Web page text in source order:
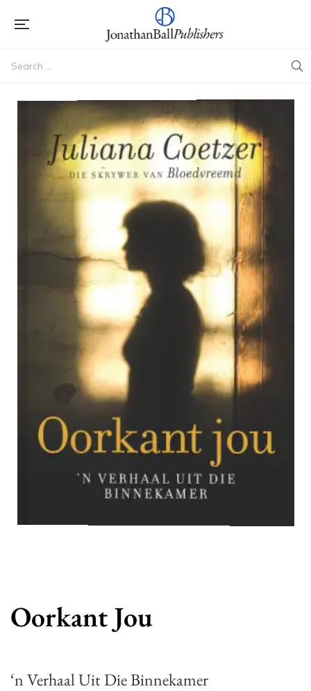
Oorkant Jou
‘n Verhaal Uit Die Binnekamer